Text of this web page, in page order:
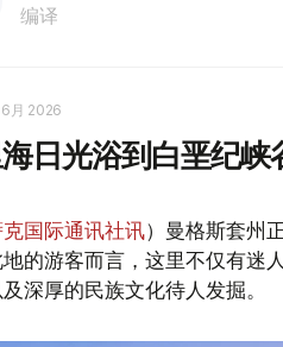
编译
6月 2026
日光浴到白垩纪
国际通讯社讯）曼格斯套州
的游客而言，这里不仅有迷
深厚的民族文化待人发掘。